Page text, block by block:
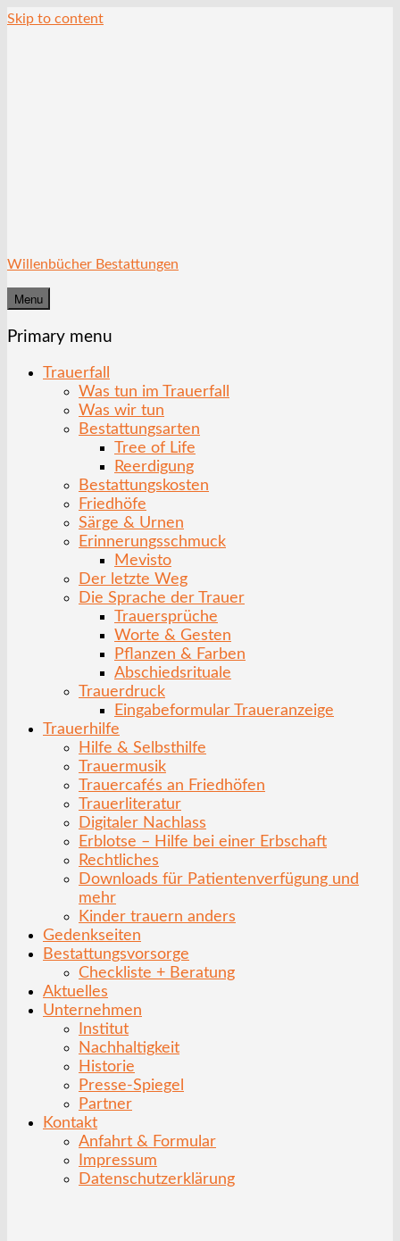
Skip to content
Willenbücher Bestattungen
Menu
Primary menu
Trauerfall
Was tun im Trauerfall
Was wir tun
Bestattungsarten
Tree of Life
Reerdigung
Bestattungskosten
Friedhöfe
Särge & Urnen
Erinnerungsschmuck
Mevisto
Der letzte Weg
Die Sprache der Trauer
Trauersprüche
Worte & Gesten
Pflanzen & Farben
Abschiedsrituale
Trauerdruck
Eingabeformular Traueranzeige
Trauerhilfe
Hilfe & Selbsthilfe
Trauermusik
Trauercafés an Friedhöfen
Trauerliteratur
Digitaler Nachlass
Erblotse – Hilfe bei einer Erbschaft
Rechtliches
Downloads für Patientenverfügung und
mehr
Kinder trauern anders
Gedenkseiten
Bestattungsvorsorge
Checkliste + Beratung
Aktuelles
Unternehmen
Institut
Nachhaltigkeit
Historie
Presse-Spiegel
Partner
Kontakt
Anfahrt & Formular
Impressum
Datenschutzerklärung